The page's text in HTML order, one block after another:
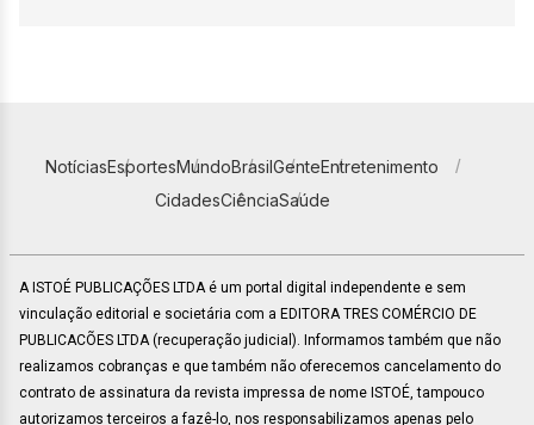
NotíciasEsportesMundoBrasilGenteEntretenimento
CidadesCiênciaSaúde
A ISTOÉ PUBLICAÇÕES LTDA é um portal digital independente e sem
vinculação editorial e societária com a EDITORA TRES COMÉRCIO DE
PUBLICACÕES LTDA (recuperação judicial). Informamos também que não
realizamos cobranças e que também não oferecemos cancelamento do
contrato de assinatura da revista impressa de nome ISTOÉ, tampouco
autorizamos terceiros a fazê-lo, nos responsabilizamos apenas pelo